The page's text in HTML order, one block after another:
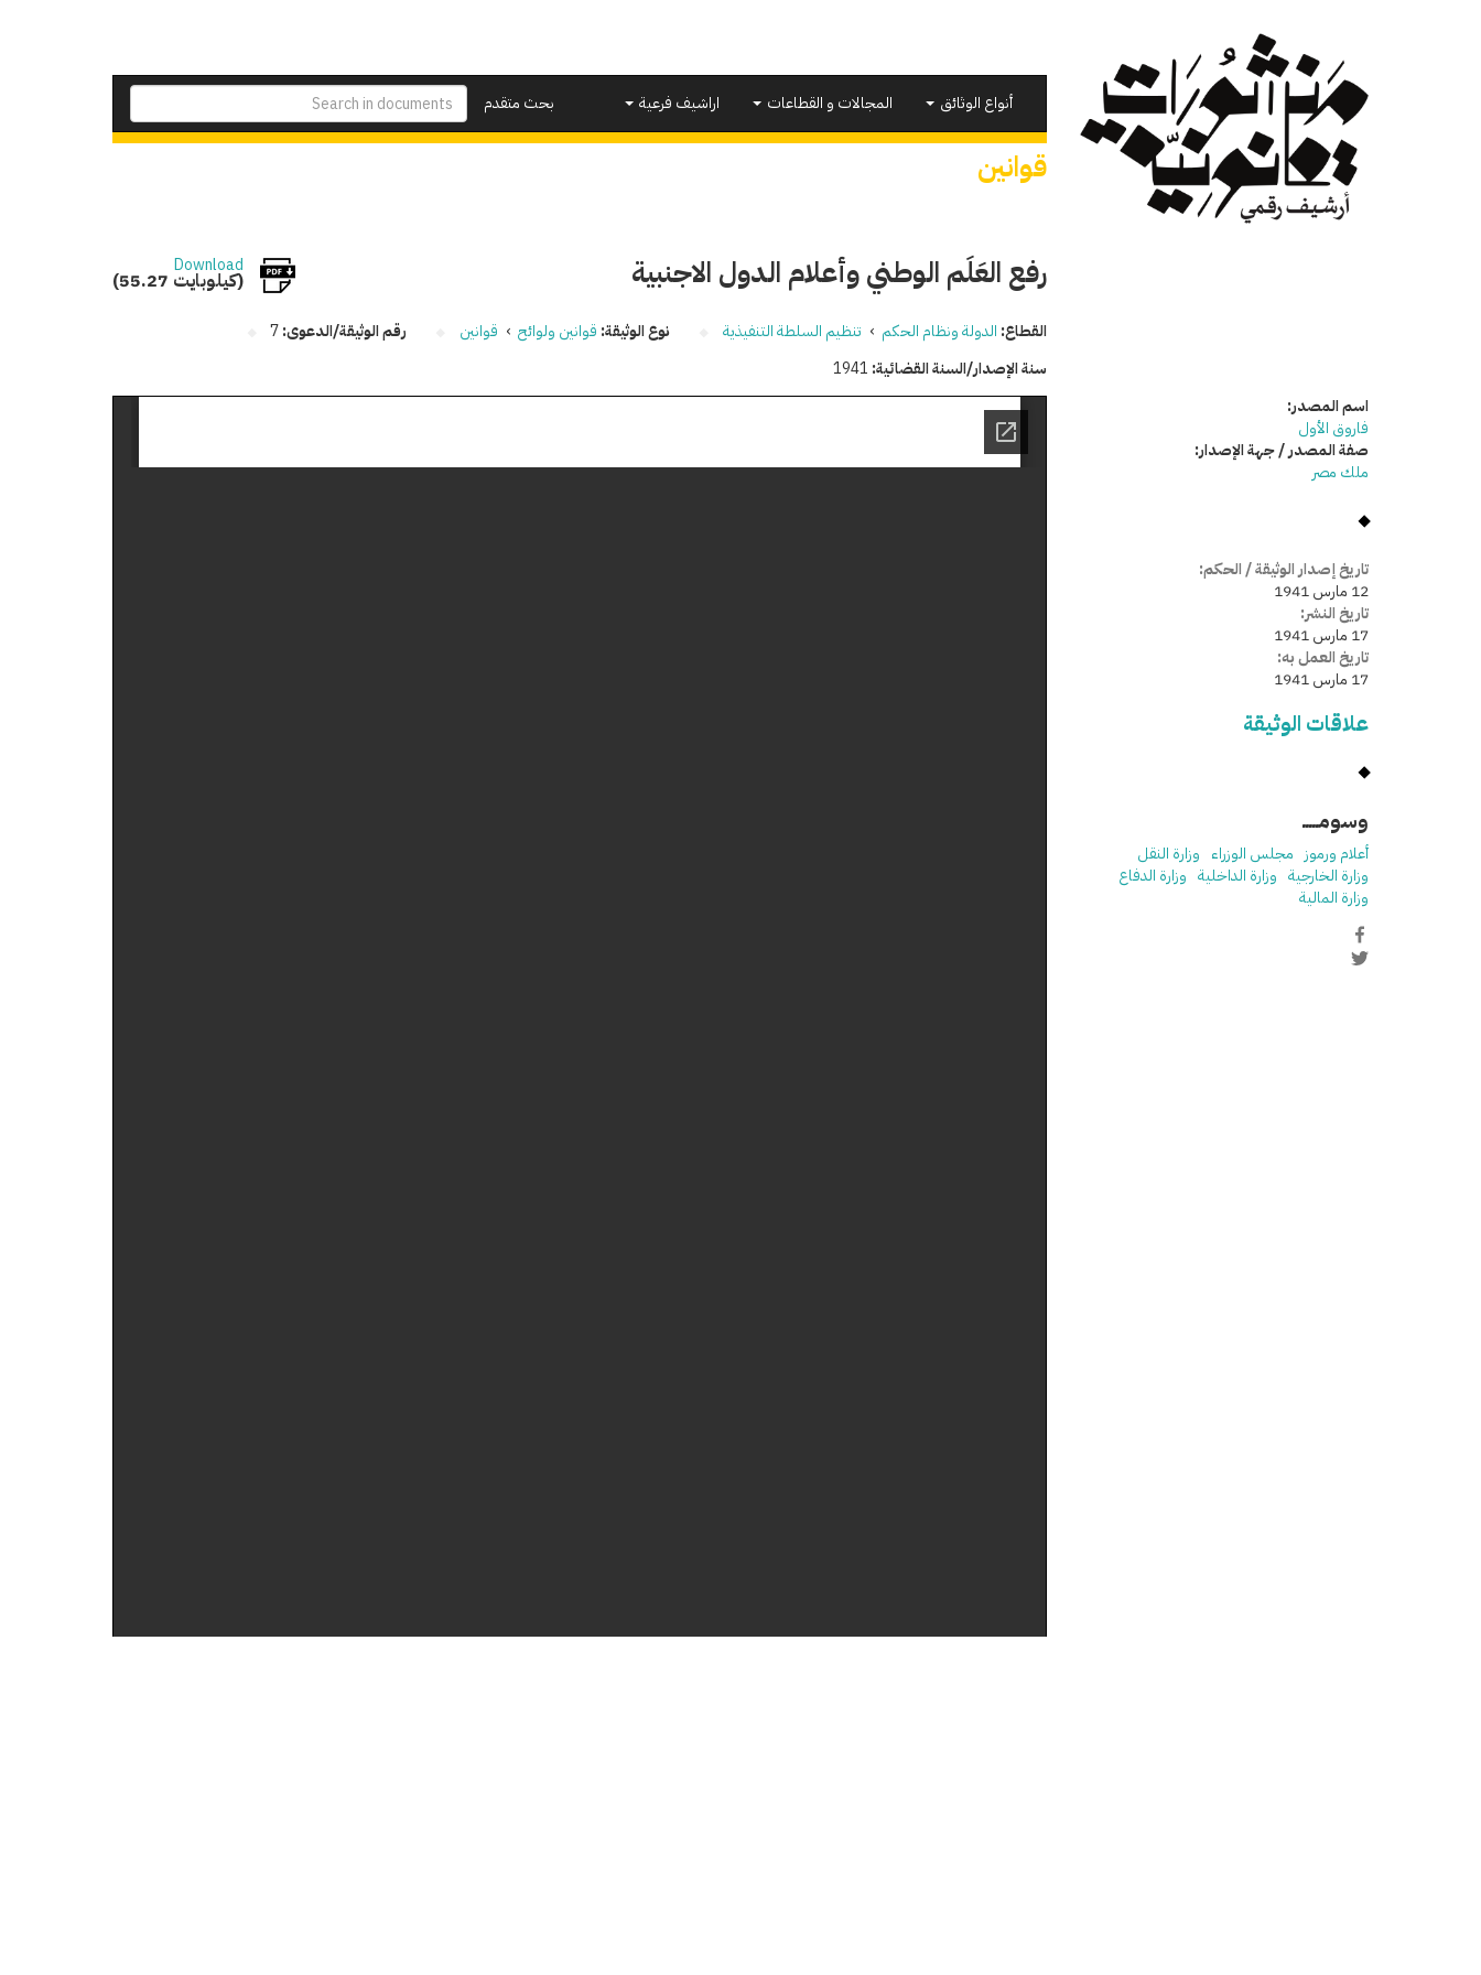
بحث متقدم
أنواع الوثائق المجالات و القطاعات اراشيف فرعية
قوانين
رفع العَلَم الوطني وأعلام الدول الاجنبية Download
(55.27 كيلوبايت)
القطاع: الدولة ونظام الحكم › تنظيم السلطة التنفيذية نوع الوثيقة: قوانين ولوائح › قوانين رقم الوثيقة/الدعوى:7
سنة الإصدار/السنة القضائية: 1941
اسم المصدر:
فاروق الأول
صفة المصدر / جهة الإصدار:
ملك مصر
تاريخ إصدار الوثيقة / الحكم:
12 مارس 1941
تاريخ النشر:
17 مارس 1941
تاريخ العمل به:
17 مارس 1941
علاقات الوثيقة
وسومـــــ
أعلام ورموز مجلس الوزراء وزارة النقل
وزارة الخارجية وزارة الداخلية وزارة الدفاع
وزارة المالية